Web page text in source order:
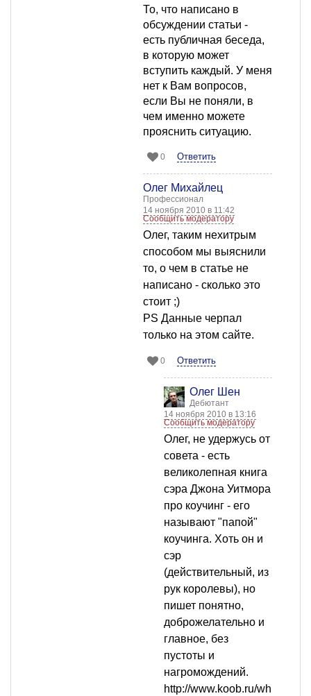
То, что написано в
обсуждении статьи -
есть публичная беседа,
в которую может
вступить каждый. У меня
нет к Вам вопросов,
если Вы не поняли, в
чем именно можете
прояснить ситуацию.
0 Ответить
Олег Михайлец
Профессионал
14 ноября 2010 в 11:42
Сообщить модератору
Олег, таким нехитрым
способом мы выяснили
то, о чем в статье не
написано - сколько это
стоит ;)
PS Данные черпал
только на этом сайте.
0 Ответить
Олег Шен
Дебютант
14 ноября 2010 в 13:16
Сообщить модератору
Олег, не удержусь от
совета - есть
великолепная книга
сэра Джона Уитмора
про коучинг - его
называют "папой"
коучинга. Хоть он и
сэр
(действительный, из
рук королевы), но
пишет понятно,
доброжелательно и
главное, без
пустоты и
нагромождений.
http://www.koob.ru/wh